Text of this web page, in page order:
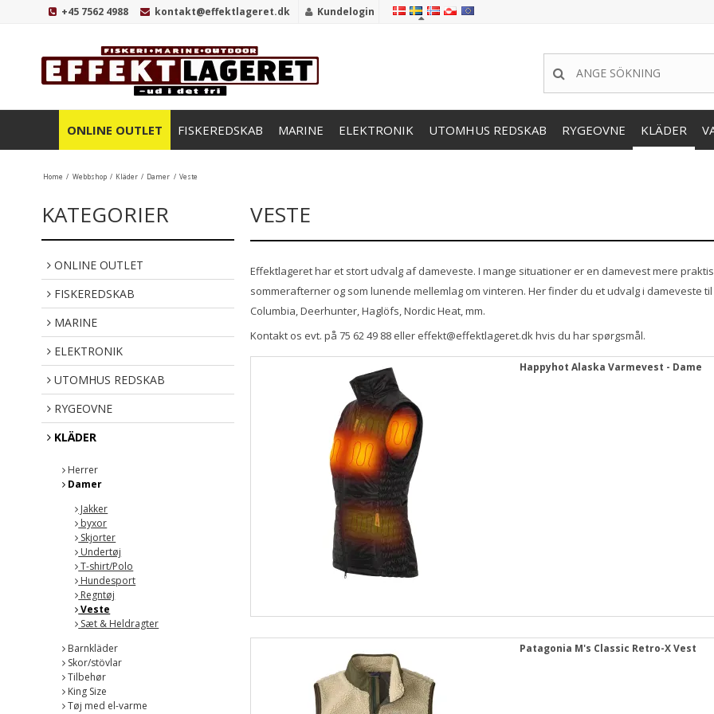
+45 7562 4988 kontakt@effektlageret.dk Kundelogin
ONLINE OUTLET FISKEREDSKAB MARINE ELEKTRONIK UTOMHUS REDSKAB RYGEOVNE KLÄDER
Home / Webbshop / Kläder / Damer / Veste
KATEGORIER
ONLINE OUTLET
FISKEREDSKAB
MARINE
ELEKTRONIK
UTOMHUS REDSKAB
RYGEOVNE
KLÄDER
Herrer
Damer
Jakker
byxor
Skjorter
Undertøj
T-shirt/Polo
Hundesport
Regntøj
Veste
Sæt & Heldragter
Barnkläder
Skor/stövlar
Tilbehør
King Size
Tøj med el-varme
VESTE
Effektlageret har et stort udvalg af dameveste. I mange situationer er en damevest mere
sommerafterner og som lunende mellemlag om vinteren. Her finder du et udvalg i dameveste
Columbia, Deerhunter, Haglöfs, Nordic Heat, mm.
Kontakt os evt. på 75 62 49 88 eller effekt@effektlageret.dk hvis du har spørgsmål.
Happyhot Alaska Varmevest - Dame
Patagonia M's Classic Retro-X Vest